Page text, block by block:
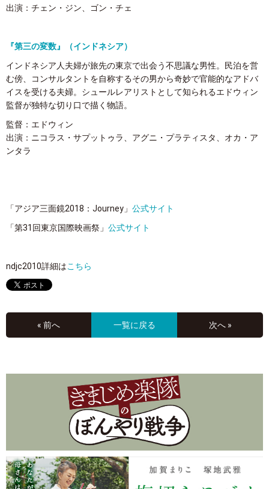
出演：チェン・ジン、ゴン・チェ
『第三の変数』（インドネシア）
インドネシア人夫婦が旅先の東京で出会う不思議な男性。民泊を営
む傍、コンサルタントを自称するその男から奇妙で官能的なアドバ
イスを受ける夫婦。シュールレアリストとして知られるエドウィン
監督が独特な切り口で描く物語。
監督：エドウィン
出演：ニコラス・サプットゥラ、アグニ・プラティスタ、オカ・ア
ンタラ
「アジア三面鏡2018：Journey」 公式サイト
「第31回東京国際映画祭」 公式サイト
ndjc2010詳細はこちら
« 前へ 一覧に戻る 次へ »